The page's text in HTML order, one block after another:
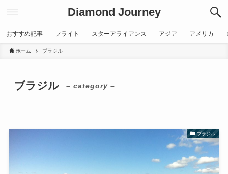
Diamond Journey
おすすめ記事 フライト スターアライアンス アジア アメリカ
ホーム ブラジル
ブラジル – category –
ブラジル